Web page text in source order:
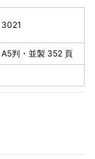
3021
A5判・並製 352 頁